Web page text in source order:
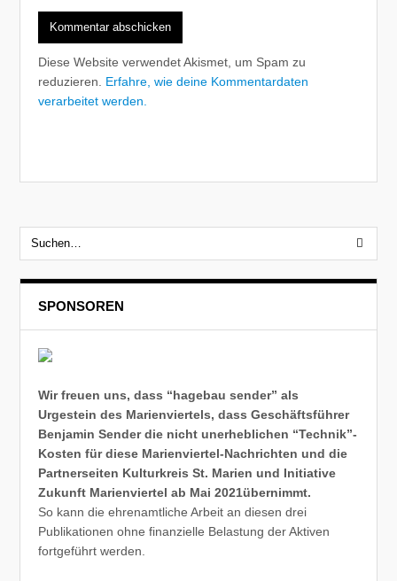
Diese Website verwendet Akismet, um Spam zu
reduzieren. Erfahre, wie deine Kommentardaten
verarbeitet werden.
SPONSOREN
Wir freuen uns, dass “hagebau sender” als
Urgestein des Marienviertels, dass Geschäftsführer
Benjamin Sender die nicht unerheblichen “Technik”-
Kosten für diese Marienviertel-Nachrichten und die
Partnerseiten Kulturkreis St. Marien und Initiative
Zukunft Marienviertel ab Mai 2021übernimmt.
So kann die ehrenamtliche Arbeit an diesen drei
Publikationen ohne finanzielle Belastung der Aktiven
fortgeführt werden.